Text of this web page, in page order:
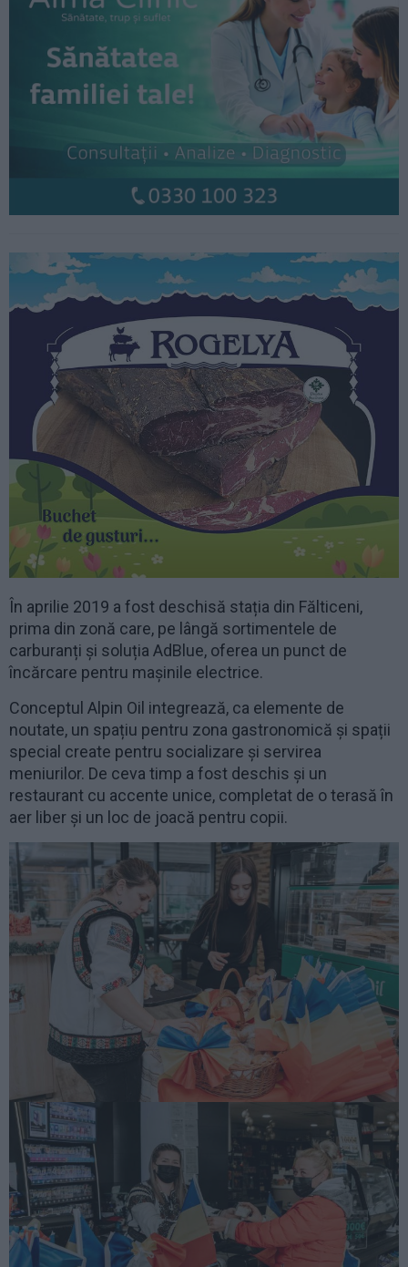
În aprilie 2019 a fost deschisă stația din Fălticeni,
prima din zonă care, pe lângă sortimentele de
carburanți și soluția AdBlue, oferea un punct de
încărcare pentru mașinile electrice.
Conceptul Alpin Oil integrează, ca elemente de
noutate, un spațiu pentru zona gastronomică și spații
special create pentru socializare și servirea
meniurilor. De ceva timp a fost deschis și un
restaurant cu accente unice, completat de o terasă în
aer liber și un loc de joacă pentru copii.